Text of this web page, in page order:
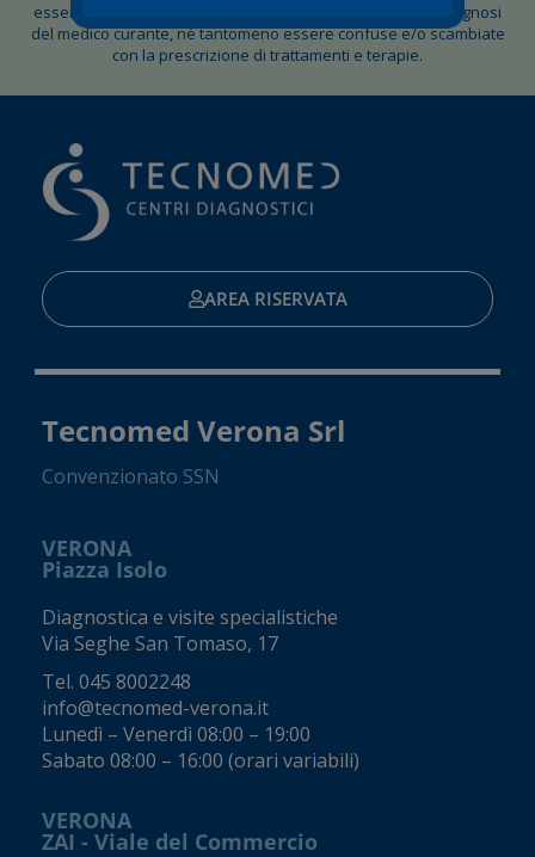
essere in alcun modo considerate come alternative alla diagnosi
del medico curante, né tantomeno essere confuse e/o scambiate
con la prescrizione di trattamenti e terapie.
AREA RISERVATA
Tecnomed Verona Srl
Convenzionato SSN
VERONA
Piazza Isolo
Diagnostica e visite specialistiche
Via Seghe San Tomaso, 17
Tel. 045 8002248
info@tecnomed-verona.it
Lunedì – Venerdì 08:00 – 19:00
Sabato 08:00 – 16:00 (orari variabili)
VERONA
ZAI - Viale del Commercio